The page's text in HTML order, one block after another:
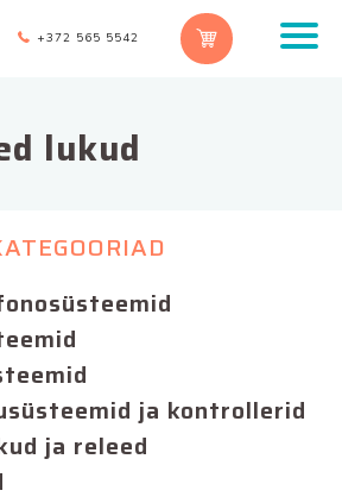
+372 565 5542
lukud
ja kontrollerid
ja releed